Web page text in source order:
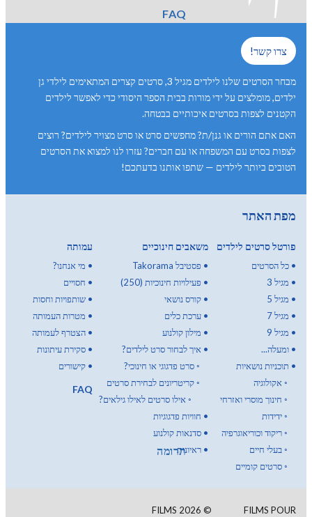
FAQ
תרומה
צרו קשר!
מבחר הסרטים שלנו לילדים מגיל 3, סרטים קצרים המתאימים לילדי גן
ילדים, מומלצים על ידי מורות בבית הספר היסודי כדי לאפשר לילדים
הקטנים לצפות בסרטים איכותיים בבטחה.
האם אתם הורים או גנן/ת? מחפשים סרט או סרט מצויר לילדים? רוצים
לצפות בסרט עם המשפחה או עם חברים? עזרו לנו למצוא את הסרטים
הטובים ביותר לילדים — שתפו אותנו בדעתכם!
מפת האתר
פורטל סרטים לילדים
• כל הסרטים
• מגיל 3
• מגיל 5
• מגיל 7
• מגיל 9
• ומעלה...
• תוכניות נושאיות
◦אקולוגיה
◦ חינוך מוסרי ואזרחי
◦ידידות
◦ריקוד וכוריאוגרפיה
◦בעלי חיים
◦סרטים קומיים
משאבים חינוכיים
• פסטיבל Takorama
• פעילויות חינוכיות (250)
• קורס נושאי
• ערכת כלים
• מילון קולנוע
• איך לבחור סרט לילדים?
◦סרט פדגוגי או חינוכי?
◦קריטריונים לבחירת סרטים
◦אילו סרטים לאילו גילאים?
• חוויות פדגוגיות
• סדנאות קולנוע
• ראיונות
עמותה
• מי אנחנו?
• חסויים
•שותפויות וחסות
• מטרות העמותה
•הצטרף לעמותה
•סקירת עיתונות
•קישורים
FAQ
FILMS POUR
©
2026
FILMS